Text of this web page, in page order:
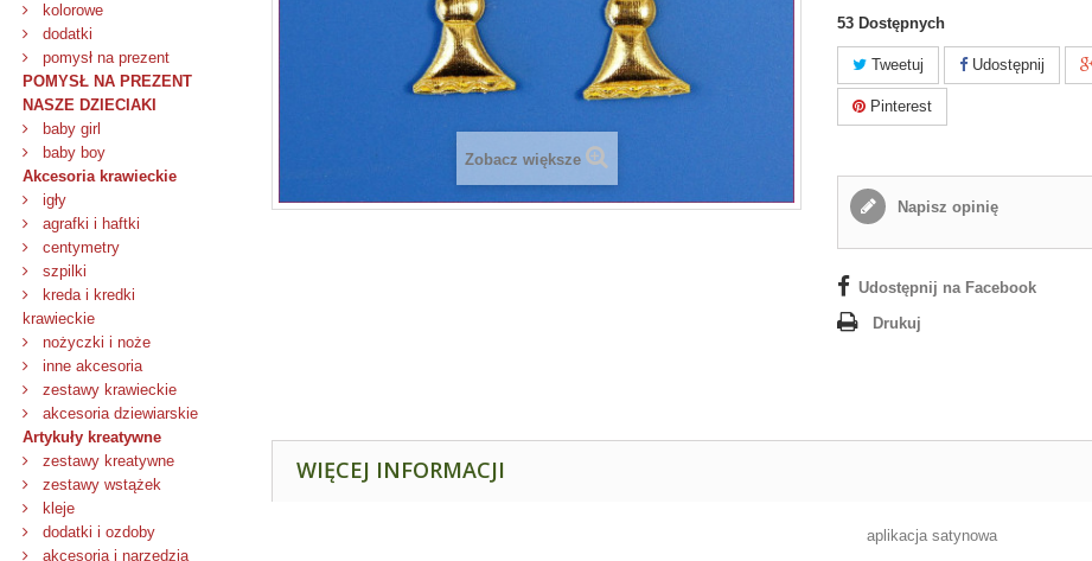
kolorowe
dodatki
pomysł na prezent
POMYSŁ NA PREZENT
NASZE DZIECIAKI
baby girl
baby boy
Akcesoria krawieckie
igły
agrafki i haftki
centymetry
szpilki
kreda i kredki
krawieckie
nożyczki i noże
inne akcesoria
zestawy krawieckie
akcesoria dziewiarskie
Artykuły kreatywne
zestawy kreatywne
zestawy wstążek
kleje
dodatki i ozdoby
akcesoria i narzędzia
Zobacz większe
53 Dostępnych
Tweetuj Udostępnij
Pinterest
Napisz opinię
Udostępnij na Facebook
Drukuj
WIĘCEJ INFORMACJI
aplikacja satynowa